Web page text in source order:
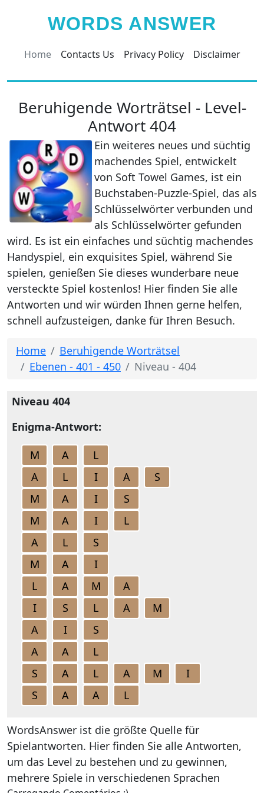
WORDS ANSWER
Home Contacts Us Privacy Policy Disclaimer
Beruhigende Worträtsel - Level-
Antwort 404
Ein weiteres neues und süchtig
machendes Spiel, entwickelt
von Soft Towel Games, ist ein
Buchstaben-Puzzle-Spiel, das als
Schlüsselwörter verbunden und
als Schlüsselwörter gefunden
wird. Es ist ein einfaches und süchtig machendes
Handyspiel, ein exquisites Spiel, während Sie
spielen, genießen Sie dieses wunderbare neue
versteckte Spiel kostenlos! Hier finden Sie alle
Antworten und wir würden Ihnen gerne helfen,
schnell aufzusteigen, danke für Ihren Besuch.
Home
Beruhigende Worträtsel
Ebenen - 401 - 450
Niveau - 404
Niveau 404
Enigma-Antwort:
M
A
L
A
L I A
S
M
A I
S
M
A I
L
A
L
S
M
A
I
L
A M
A
I
S L A
M
A
I
S
A
A
L
S
A L A M
I
S
A A L
WordsAnswer ist die größte Quelle für
Spielantworten. Hier finden Sie alle Antworten,
um das Level zu bestehen und zu gewinnen,
mehrere Spiele in verschiedenen Sprachen